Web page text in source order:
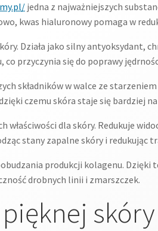
jedna z najważniejszych
kwas hialuronowy pomaga w
Działa jako silny antyoksydant,
przyczynia się do poprawy
składników w walce ze
czemu skóra staje się bardziej
dla skóry. Redukuje
stany zapalne skóry i redukując
produkcji kolagenu. Dzięki
drobnych linii i zmarszczek.
skóry